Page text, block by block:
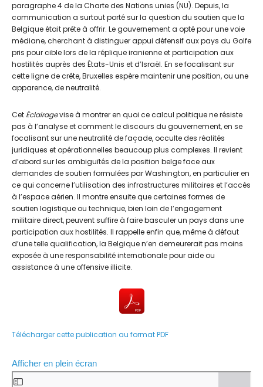
paragraphe 4 de la Charte des Nations unies (NU). Depuis, la
communication a surtout porté sur la question du soutien que la
Belgique était prête à offrir. Le gouvernement a opté pour une voie
médiane, cherchant à distinguer appui défensif aux pays du Golfe
pris pour cible lors de la réplique iranienne et participation aux
hostilités auprès des États-Unis et d’Israël. En se focalisant sur
cette ligne de crête, Bruxelles espère maintenir une position, ou une
apparence, de neutralité.
Cet Éclairagevise à montrer en quoi ce calcul politique ne résiste
pas à l’analyse et comment le discours du gouvernement, en se
focalisant sur une neutralité de façade, occulte des réalités
juridiques et opérationnelles beaucoup plus complexes. Il revient
d’abord sur les ambiguïtés de la position belge face aux
demandes de soutien formulées par Washington, en particulier en
ce qui concerne l’utilisation des infrastructures militaires et l’accès
à l’espace aérien. Il montre ensuite que certaines formes de
soutien logistique ou technique, bien loin de l’engagement
militaire direct, peuvent suffire à faire basculer un pays dans une
participation aux hostilités. Il rappelle enfin que, même à défaut
d’une telle qualification, la Belgique n’en demeurerait pas moins
exposée à une responsabilité internationale pour aide ou
assistance à une offensive illicite.
Télécharger cette publication au format PDF
Afficher en plein écran
A